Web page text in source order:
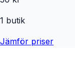
1 butik
Jämför priser